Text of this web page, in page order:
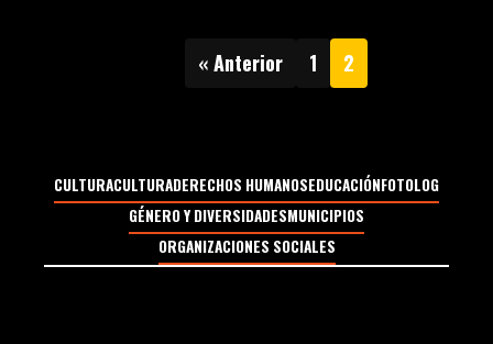
« Anterior 1 2
CULTURACULTURADERECHOS HUMANOSEDUCACIÓNFOTOLOG
GÉNERO Y DIVERSIDADESMUNICIPIOS
ORGANIZACIONES SOCIALES